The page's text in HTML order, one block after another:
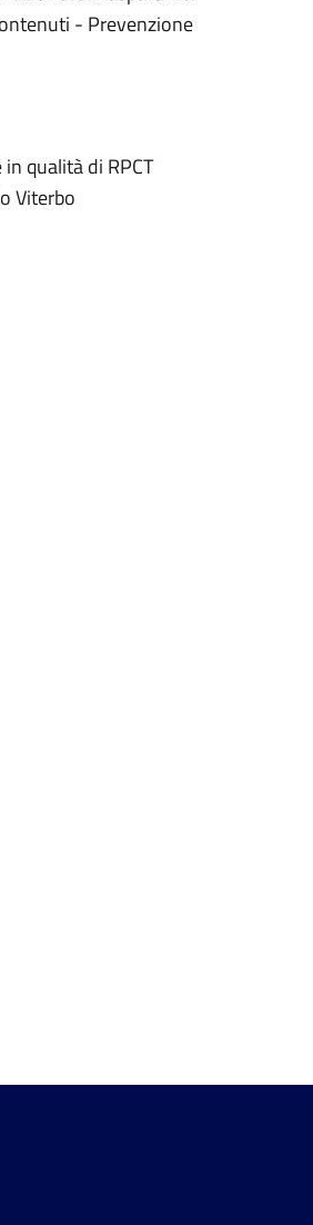
- Prevenzione
qualità di RPCT
Viterbo